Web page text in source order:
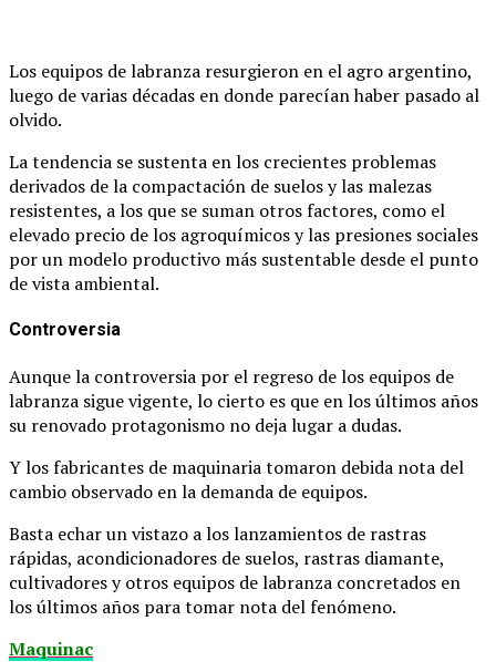
Los equipos de labranza resurgieron en el agro argentino,
luego de varias décadas en donde parecían haber pasado al
olvido.
La tendencia se sustenta en los crecientes problemas
derivados de la compactación de suelos y las malezas
resistentes, a los que se suman otros factores, como el
elevado precio de los agroquímicos y las presiones sociales
por un modelo productivo más sustentable desde el punto
de vista ambiental.
Controversia
Aunque la controversia por el regreso de los equipos de
labranza sigue vigente, lo cierto es que en los últimos años
su renovado protagonismo no deja lugar a dudas.
Y los fabricantes de maquinaria tomaron debida nota del
cambio observado en la demanda de equipos.
Basta echar un vistazo a los lanzamientos de rastras
rápidas, acondicionadores de suelos, rastras diamante,
cultivadores y otros equipos de labranza concretados en
los últimos años para tomar nota del fenómeno.
Maquinac